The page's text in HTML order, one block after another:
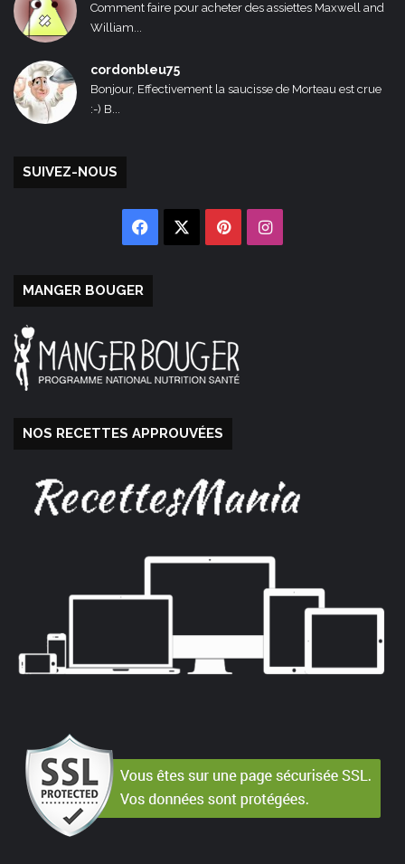
Comment faire pour acheter des assiettes Maxwell and
William...
cordonbleu75
Bonjour, Effectivement la saucisse de Morteau est crue
:-) B...
SUIVEZ-NOUS
Facebook PinterestInstagram
MANGER BOUGER
NOS RECETTES APPROUVÉES